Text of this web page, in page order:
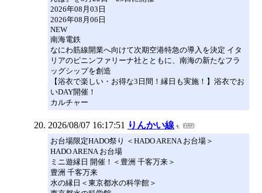
2026年08月03日
2026年08月06日
NEW
南海電鉄
なにわ筋線開業へ向けて次期空港特急の導入を決定 イタ
リアのピニンファリーナ社とともに、南海の新たなフラ
ッグシップを創造
【浴衣で楽しい・お得な3日間！縁日も実施！】浴衣でお
いDAY開催！
カルチャー
2026/08/07 16:17:51 りんかい線
お台場限定HADO祭り ＜HADO ARENA お台場＞
HADO ARENA お台場
ミニ遊縁日 開催！＜豊洲 千客万来＞
豊洲 千客万来
水の縁日＜東京都水の科学館＞